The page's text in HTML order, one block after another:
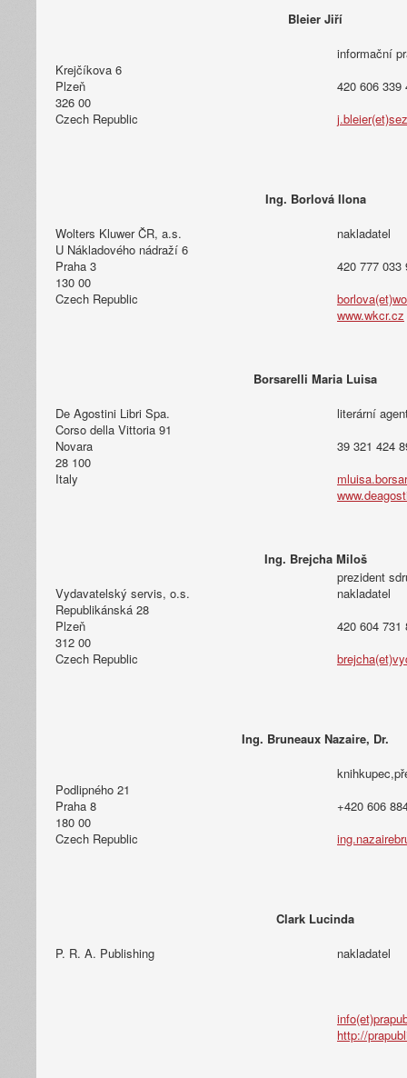
Bleier Jiří
Krejčíkova 6
Plzeň
326 00
Czech Republic
informační
420 606 339
Ing. Borlová Ilona
Wolters Kluwer ČR, a.s.
U Nákladového nádraží 6
Praha 3
130 00
Czech Republic
nakladatel
420 777 033
www.wkcr.cz
Borsarelli Maria Luisa
De Agostini Libri Spa.
Corso della Vittoria 91
Novara
28 100
Italy
literární
39 321 424
Ing. Brejcha Miloš
Vydavatelský servis, o.s.
Republikánská 28
Plzeň
312 00
Czech Republic
prezident
nakladatel
420 604 731
Ing. Bruneaux Nazaire, Dr.
Podlipného 21
Praha 8
180 00
Czech Republic
+420 606
Clark Lucinda
P. R. A. Publishing
nakladatel
http://